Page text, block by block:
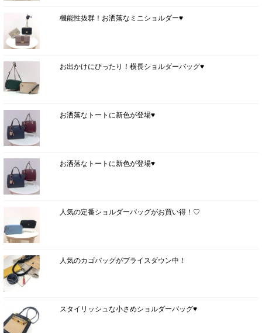
機能性抜群！お洒落なミニショルダー♥
お出かけにぴったり！横長ショルダーバッグ♥
お洒落なトートに新色が登場♥
お洒落なトートに新色が登場♥
人気の定番ショルダーバッグがお買い得！♡
人気のカゴバッグがプライスダウン中！
スタイリッシュな小さめショルダーバッグ♥